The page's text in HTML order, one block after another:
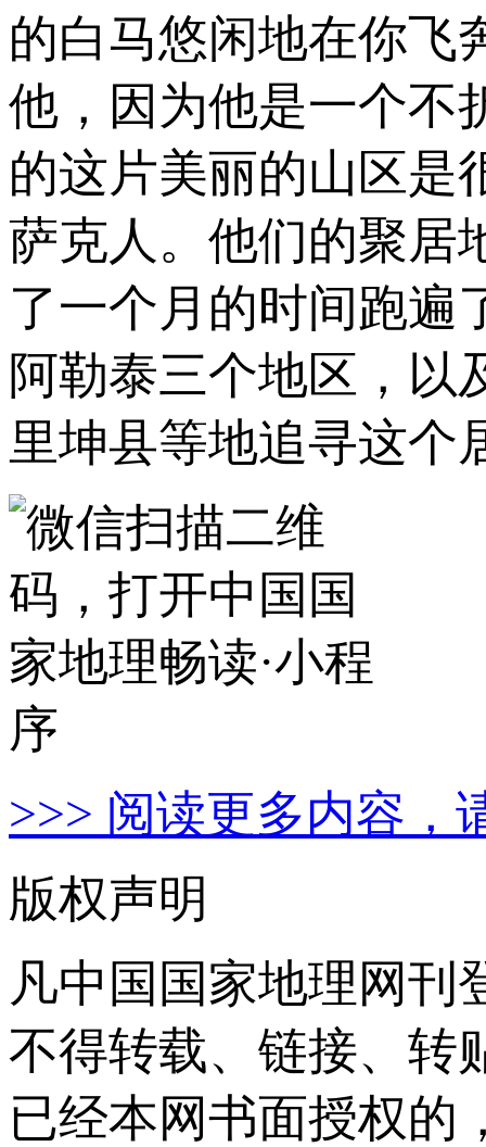
的白马悠闲地在你飞
他，因为他是一个不
的这片美丽的山区是
萨克人。他们的聚居
了一个月的时间跑遍
阿勒泰三个地区，以
里坤县等地追寻这个
>>> 阅读更多内容，
版权声明
凡中国国家地理网刊
不得转载、链接、转
已经本网书面授权的